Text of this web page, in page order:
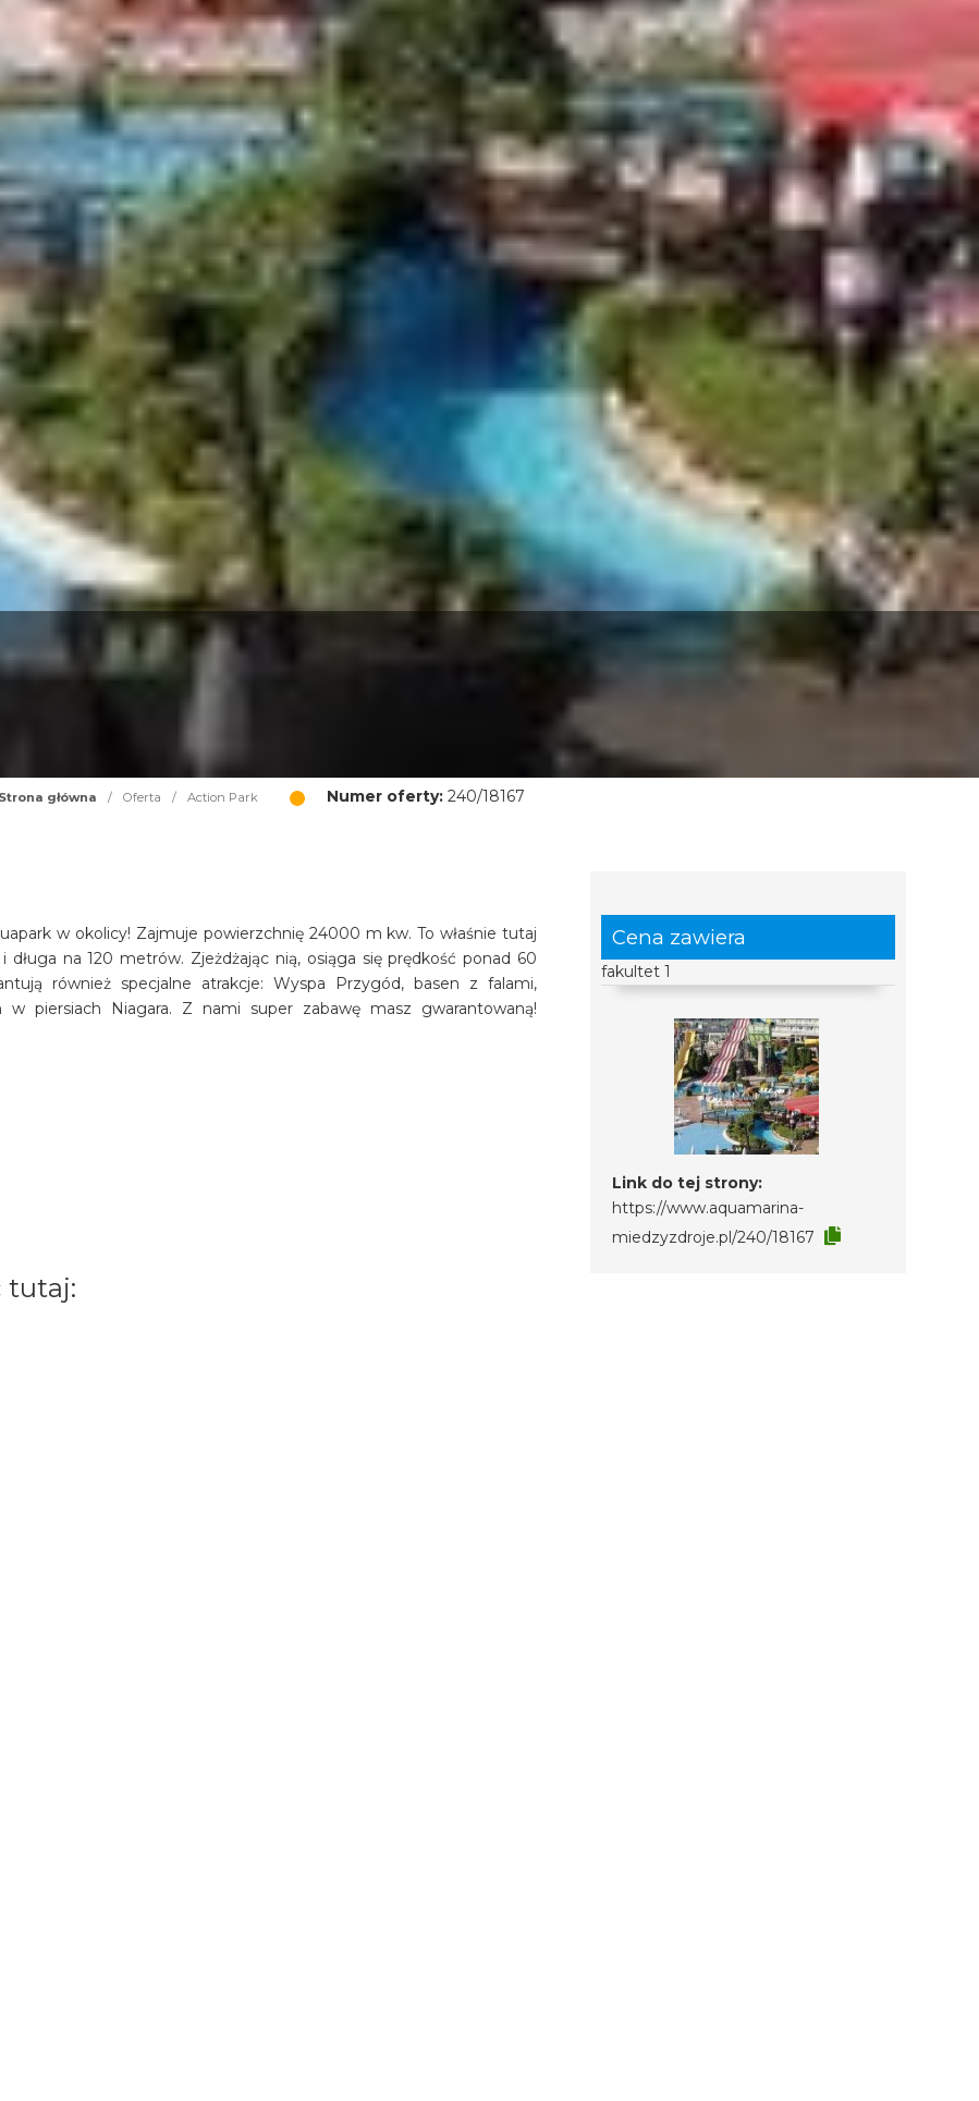
Strona główna / Oferta / Action Park Numer oferty:240/18167
Cena zawiera
fakultet 1
Link do tej strony:
https://www.aquamarina-
miedzyzdroje.pl/240/18167
w okolicy! Zajmuje powierzchnię 24000 m kw. To właśnie tutaj
długa na 120 metrów. Zjeżdżając nią, osiąga się prędkość ponad 60
również specjalne atrakcje: Wyspa Przygód, basen z falami,
piersiach Niagara. Z nami super zabawę masz gwarantowaną!
tutaj: